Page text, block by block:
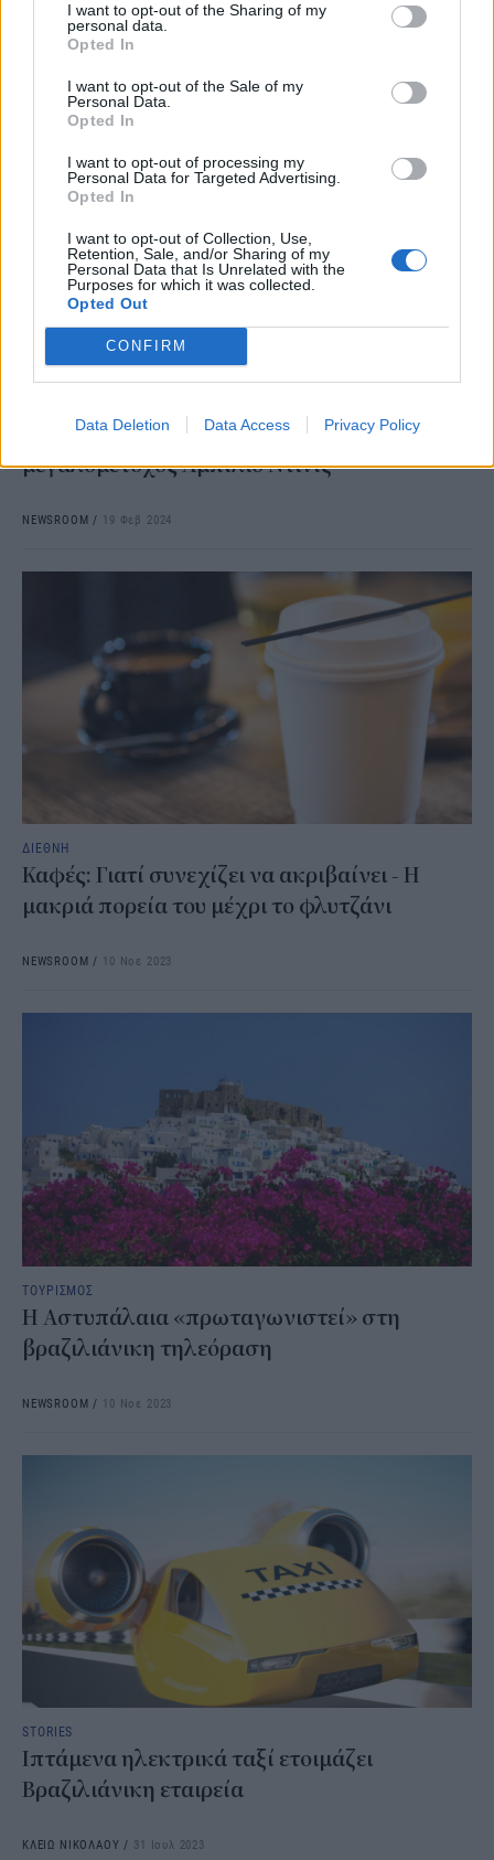
I want to opt-out of the Sharing of my
personal data.
Opted In
I want to opt-out of the Sale of my
Personal Data.
Opted In
I want to opt-out of processing my
Personal Data for Targeted Advertising.
Opted In
I want to opt-out of Collection, Use,
Retention, Sale, and/or Sharing of my
Personal Data that Is Unrelated with the
Purposes for which it was collected.
Opted Out
CONFIRM
Data Deletion Data Access Privacy Policy
δισεκατομμυριούχων
NEWSROOM
Carrefour: Απεβίωσε ο Βραζιλιάνος
μεγαλομέτοχος Αμπίλιο Ντινίζ
NEWSROOM / 19 Φεβ 2024
ΔΙΕΘΝΗ
Καφές: Γιατί συνεχίζει να ακριβαίνει - Η
μακριά πορεία του μέχρι το φλυτζάνι
NEWSROOM / 10 Νοε 2023
ΤΟΥΡΙΣΜΟΣ
Η Αστυπάλαια «πρωταγωνιστεί» στη
βραζιλιάνικη τηλεόραση
NEWSROOM / 10 Νοε 2023
STORIES
Ιπτάμενα ηλεκτρικά ταξί ετοιμάζει
Βραζιλιάνικη εταιρεία
ΚΛΕΙΩ ΝΙΚΟΛΑΟΥ / 31 Ιουλ 2023